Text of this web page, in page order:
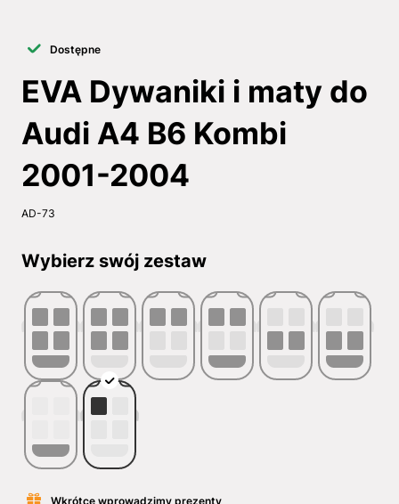
Dostępne
EVA Dywaniki i maty do
Audi A4 B6 Kombi
2001-2004
AD-73
Wybierz swój zestaw
Wkrótce wprowadzimy prezenty